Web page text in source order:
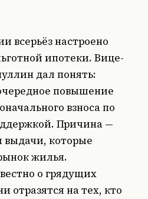
всерьёз настроено
ипотеки. Вице-
дал понять:
повышение
взноса по
Причина —
которые
жилья.
о грядущих
отразятся на тех, кто